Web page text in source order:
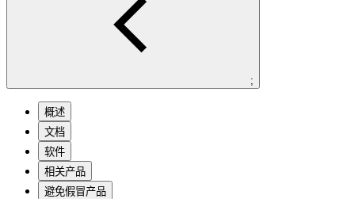
;
概述
文档
软件
相关产品
避免假冒产品